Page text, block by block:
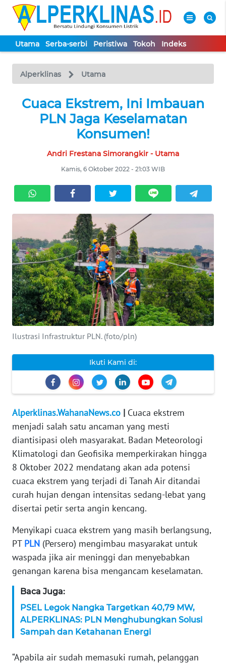
Utama Serba-serbi Peristiwa Tokoh Indeks
Alperklinas Utama
Cuaca Ekstrem, Ini Imbauan
PLN Jaga Keselamatan
Konsumen!
Andri Frestana Simorangkir - Utama
Kamis, 6 Oktober 2022 - 21:03 WIB
Ilustrasi Infrastruktur PLN. (foto/pln)
Ikuti Kami di:
Alperklinas.WahanaNews.co | Cuaca ekstrem
menjadi salah satu ancaman yang mesti
diantisipasi oleh masyarakat. Badan Meteorologi
Klimatologi dan Geofisika memperkirakan hingga
8 Oktober 2022 mendatang akan ada potensi
cuaca ekstrem yang terjadi di Tanah Air ditandai
curah hujan dengan intensitas sedang-lebat yang
disertai petir serta angin kencang.
Menyikapi cuaca ekstrem yang masih berlangsung,
PT PLN (Persero) mengimbau masyarakat untuk
waspada jika air meninggi dan menyebabkan
genangan karena bisa mengancam keselamatan.
Baca Juga:
PSEL Legok Nangka Targetkan 40,79 MW,
ALPERKLINAS: PLN Menghubungkan Solusi
Sampah dan Ketahanan Energi
“Apabila air sudah memasuki rumah, pelanggan
TV
Tutup
UTAMA
TOKOH
INDEKS
BERITA
KONTAK
KAMI
INFO
IKLAN
KAMI
PEDOMAN
MEDIA
SIBER
REDAKSI
KARIR
DISCLAIMER
Wahana
News
Regional
WN
WN
JAKARTA
JABAR